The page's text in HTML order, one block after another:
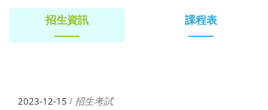
招生資訊 課程表
2023-12-15 / 招生考試